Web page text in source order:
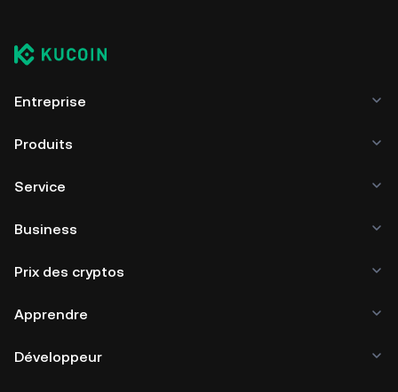
Entreprise
Produits
Service
Business
Prix des cryptos
Apprendre
Développeur